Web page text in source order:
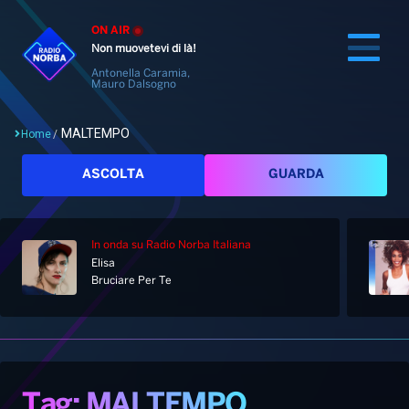
ON AIR
Non muovetevi di là!
Antonella Caramia,
Mauro Dalsogno
Home
Palinsesto
Notizie
Home/ MALTEMPO
ASCOLTA GUARDA
In onda su Radio Norba Italiana
Elisa
Bruciare Per Te